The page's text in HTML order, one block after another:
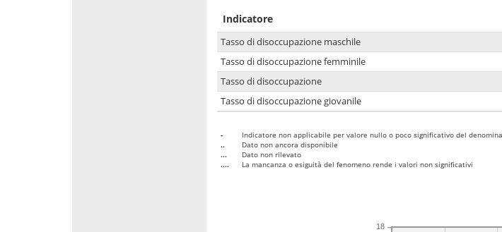
Indicatore
Tasso di disoccupazione maschile
Tasso di disoccupazione femminile
Tasso di disoccupazione
Tasso di disoccupazione giovanile
-
Indicatore non applicabile per valore nullo o poco significativo del
..
Dato non ancora disponibile
...
Dato non rilevato
....
La mancanza o esiguità del fenomeno rende i valori non significativi
18